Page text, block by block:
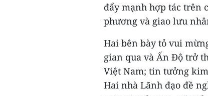
đẩy mạnh hợp tác trên
phương và giao lưu
Hai bên bày tỏ vui
gian qua và Ấn Độ trở
Việt Nam; tin tưởng
Hai nhà Lãnh đạo đề